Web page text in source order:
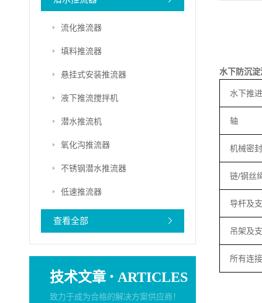
流化推流器
填料推流器
悬挂式安装推流器
液下推流搅拌机
潜水推流机
氧化沟推流器
不锈钢潜水推流器
低速推流器
查看全部
技术文章 · ARTICLES
致力于成为合格的解决方案供应商！
水下防沉
水下推
轴
机械密封
链/钢丝
导杆及
吊架及
所有连